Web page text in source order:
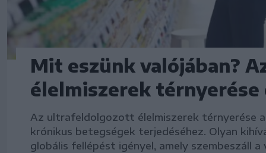
Mit eszünk valójában?
élelmiszerek
Az ultrafeldolgozott élelmiszerek térnyerése
krónikus betegségek terjedéséhez. Olyan
globális fellépést igényel, amely szembeszáll a